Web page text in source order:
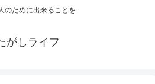
のために出来ることを
がしライフ